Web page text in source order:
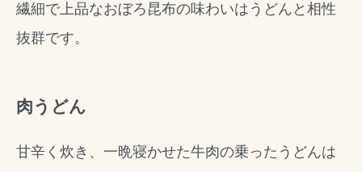
繊細で上品なおぼろ昆布の味わいはうどんと相性
抜群です。
肉うどん
甘辛く炊き、一晩寝かせた牛肉の乗ったうどんは